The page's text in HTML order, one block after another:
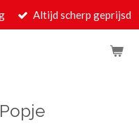
Altijd scherp geprijsd
Popje